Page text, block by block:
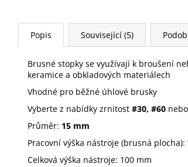
Popis Související (5)
Brusné stopky se využívají k broušení
keramice a obkladových materiálech
Vhodné pro běžné úhlové brusky
Vyberte z nabídky zrnitost #30, #60 nebo
Průměr: 15 mm
Pracovní výška nástroje (brusná plocha):
Celková výška nástroje: 100 mm